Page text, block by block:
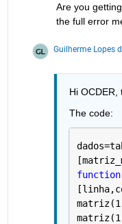
Are you
the full error
Guilherme Lopes
Hi OCDER,
The code:
function